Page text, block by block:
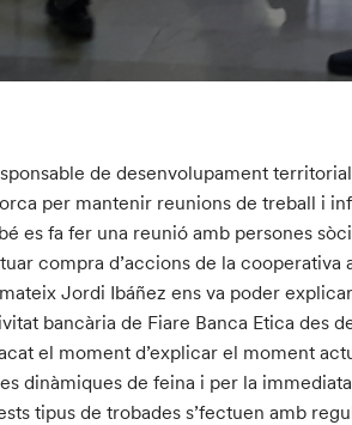
de desenvolupament
per mantenir reunions de treball i
es fa fer una reunió amb persones
compra d’accions de la cooperativa
Jordi Ibáñez ens va poder
bancària de Fiare Banca Etica des
el moment d’explicar el moment
dinàmiques de feina i per la
tipus de trobades s’fectuen amb